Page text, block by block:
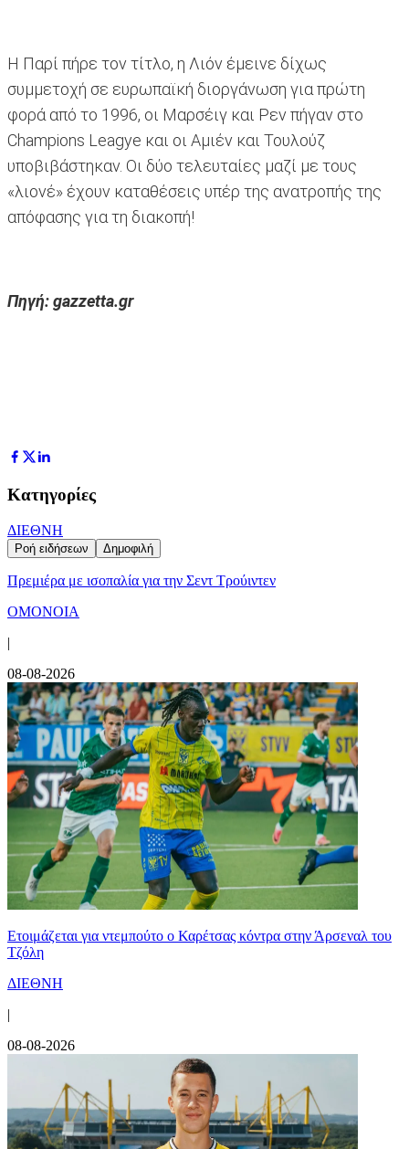
Η Παρί πήρε τον τίτλο, η Λιόν έμεινε δίχως
συμμετοχή σε ευρωπαϊκή διοργάνωση για πρώτη
φορά από το 1996, οι Μαρσέιγ και Ρεν πήγαν στο
Champions Leagye και οι Αμιέν και Τουλούζ
υποβιβάστηκαν. Οι δύο τελευταίες μαζί με τους
«λιονέ» έχουν καταθέσεις υπέρ της ανατροπής της
απόφασης για τη διακοπή!
Πηγή: gazzetta.gr
Κατηγορίες
ΔΙΕΘΝΗ
Ροή ειδήσεων Δημοφιλή
Πρεμιέρα με ισοπαλία για την Σεντ Τρούιντεν
ΟΜΟΝΟΙΑ
|
08-08-2026
Ετοιμάζεται για ντεμπούτο ο Καρέτσας κόντρα στην Άρσεναλ του
Τζόλη
ΔΙΕΘΝΗ
|
08-08-2026